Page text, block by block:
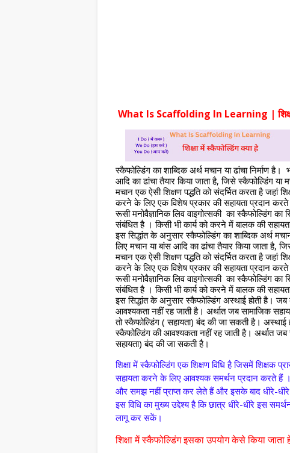
What Is Scaffolding In Learning |
स्कैफोल्डिंग का शाब्दिक अर्थ मचान या ढांचा निर्माण
आदि का ढांचा तैयार किया जाता है, जिसे स्कैफोल्डिंग या
मचान एक ऐसी शिक्षण पद्धति को संदर्भित करता है
करने के लिए एक विशेष प्रकार की सहायता प्रदान करते
रूसी मनोवैज्ञानिक लिव वाइगोत्सकी  का स्कैफोल्डिंग
संबंधित है । किसी भी कार्य को करने में बालक की
इस सिद्धांत के अनुसार स्कैफोल्डिंग का शाब्दिक अर्थ
लिए मचान या बांस आदि का ढांचा तैयार किया जाता है,
मचान एक ऐसी शिक्षण पद्धति को संदर्भित करता है
करने के लिए एक विशेष प्रकार की सहायता प्रदान करते
रूसी मनोवैज्ञानिक लिव वाइगोत्सकी  का स्कैफोल्डिंग
संबंधित है । किसी भी कार्य को करने में बालक की
इस सिद्धांत के अनुसार स्कैफोल्डिंग अस्थाई होती है। जब
आवश्यकता नहीं रह जाती है। अर्थात जब सामाजिक
तो स्कैफोल्डिंग ( सहायता) बंद की जा सकती है। अस्थाई
स्कैफोल्डिंग की आवश्यकता नहीं रह जाती है। अर्थात जब
सहायता) बंद की जा सकती है।
शिक्षा में स्कैफोल्डिंग एक शिक्षण विधि है जिसमें शिक्षक
सहायता करने के लिए आवश्यक समर्थन प्रदान करते हैं
और समझ नहीं प्राप्त कर लेते हैं और इसके बाद धीरे-
इस विधि का मुख्य उद्देश्य है कि छात्र धीरे-धीरे इस
लागू कर सकें।
शिक्षा में स्कैफोल्डिंग इसका उपयोग केसे किया जाता